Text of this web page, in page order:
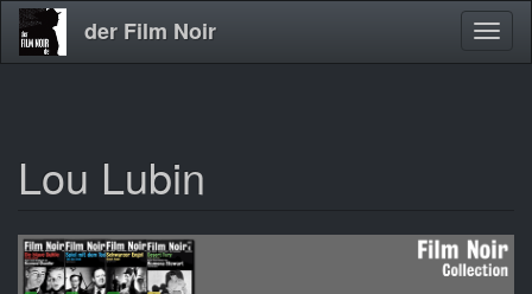
Direkt
zum
der Film Noir
Lou Lubin